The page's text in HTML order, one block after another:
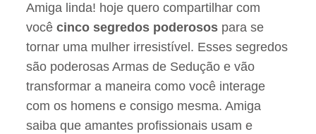
Amiga linda! hoje quero compartilhar com
vocêcinco segredos poderosos para se
tornar uma mulher irresistível. Esses segredos
são poderosas Armas de Sedução e vão
transformar a maneira como você interage
com os homens e consigo mesma. Amiga
saiba que amantes profissionais usam e